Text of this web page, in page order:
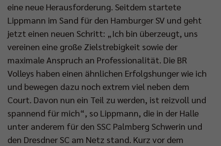
eine neue Herausforderung. Seitdem startete
Lippmann im Sand für den Hamburger SV und geht
jetzt einen neuen Schritt: „Ich bin überzeugt, uns
vereinen eine große Zielstrebigkeit sowie der
maximale Anspruch an Professionalität. Die BR
Volleys haben einen ähnlichen Erfolgshunger wie ich
und bewegen dazu noch extrem viel neben dem
Court. Davon nun ein Teil zu werden, ist reizvoll und
spannend für mich“, so Lippmann, die in der Halle
unter anderem für den SSC Palmberg Schwerin und
den Dresdner SC am Netz stand. Kurz vor dem